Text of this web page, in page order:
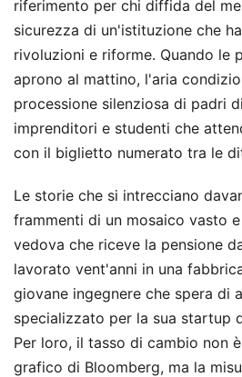
riferimento per chi diffida del
sicurezza di un'istituzione che
rivoluzioni e riforme. Quando le
aprono al mattino, l'aria
processione silenziosa di padri
imprenditori e studenti che
con il biglietto numerato tra le
Le storie che si intrecciano
frammenti di un mosaico vasto
vedova che riceve la pensione
lavorato vent'anni in una
giovane ingegnere che spera di
specializzato per la sua startup
Per loro, il tasso di cambio non
grafico di Bloomberg, ma la